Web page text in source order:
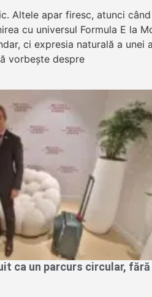
Altele apar firesc, atunci când
cu universul Formula E la
ci expresia naturală a unei
vorbește despre
ca un parcurs circular, fără